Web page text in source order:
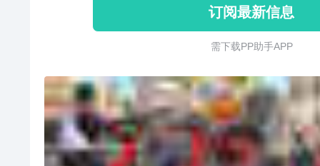
订阅最新信息
需 下 载 P P 助 手 A P P